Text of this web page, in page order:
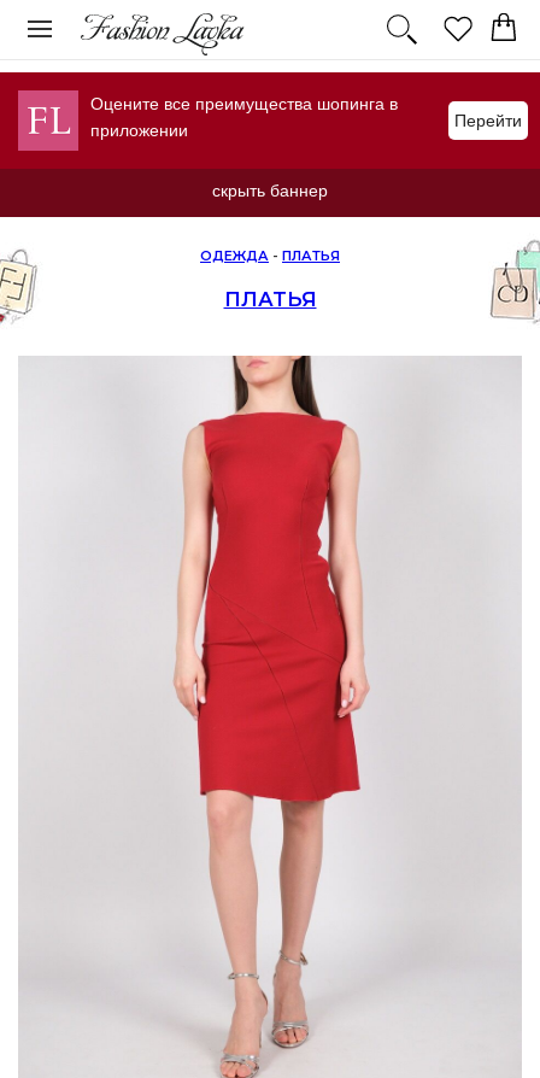
Оцените все преимущества шопинга в
приложении
Перейти
скрыть баннер
ОДЕЖДА - ПЛАТЬЯ
ПЛАТЬЯ